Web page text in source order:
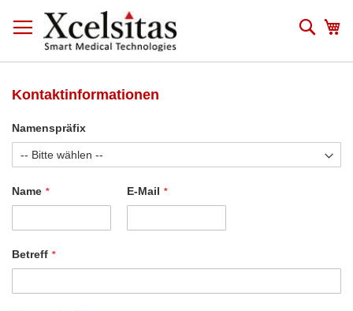
Inhalt
springen
Kontaktinformationen
Namenspräfix
Name E-Mail
Betreff